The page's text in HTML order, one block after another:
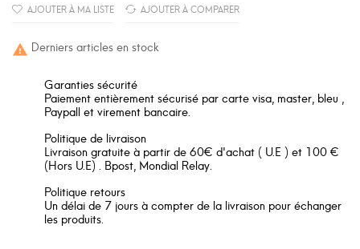
AJOUTER À MA LISTE AJOUTER À COMPARER
 Derniers articles en stock
Garanties sécurité
Paiement entièrement sécurisé par carte visa, master, bleu ,
Paypall et virement bancaire.
Politique de livraison
Livraison gratuite à partir de 60€ d'achat ( U.E ) et 100 €
(Hors U.E) . Bpost, Mondial Relay.
Politique retours
Un délai de 7 jours à compter de la livraison pour échanger
les produits.